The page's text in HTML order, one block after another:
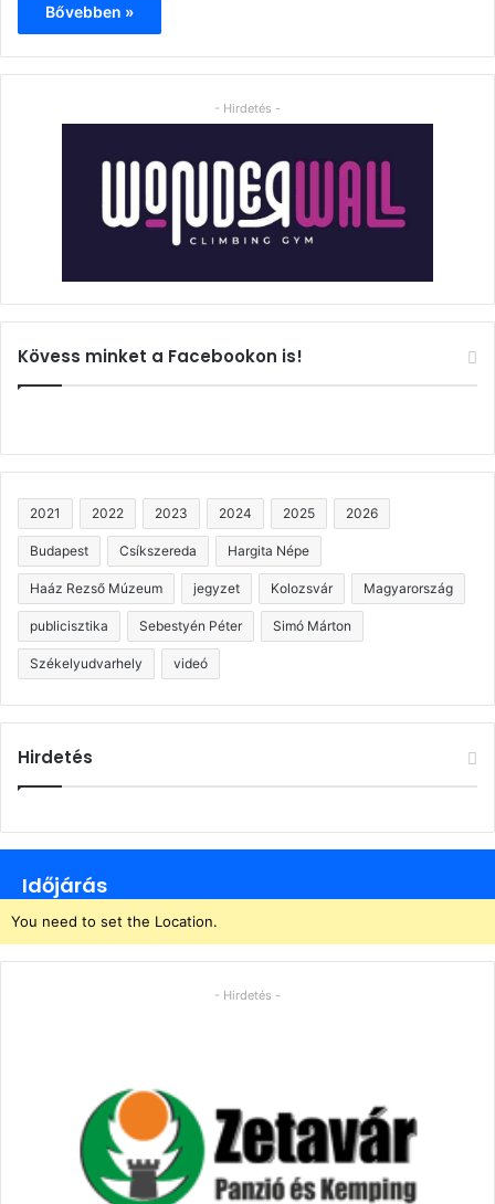
Bővebben »
- Hirdetés -
Kövess minket a Facebookon is!
2021 2022 2023 2024 2025 2026
Budapest Csíkszereda Hargita Népe
Haáz Rezső Múzeum jegyzet Kolozsvár Magyarország
publicisztika Sebestyén Péter Simó Márton
Székelyudvarhely videó
Hirdetés
Időjárás
You need to set the Location.
- Hirdetés -